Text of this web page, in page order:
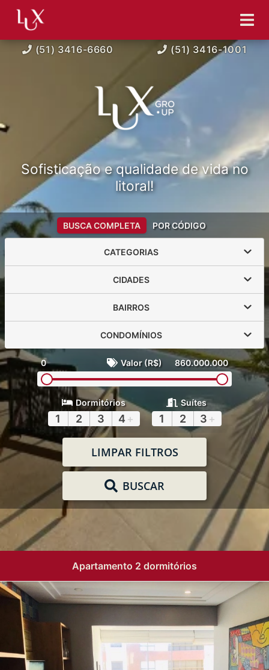
(51) 3416-6660 (51) 3416-1001
Sofisticação e qualidade de vida no
litoral!
BUSCA COMPLETA POR CÓDIGO
CATEGORIAS
CIDADES
BAIRROS
CONDOMÍNIOS
0 Valor (R$) 860.000.000
Dormitórios
1 2 3 4 +
Suítes
1 2 3 +
LIMPAR FILTROS
BUSCAR
Apartamento 2 dormitórios